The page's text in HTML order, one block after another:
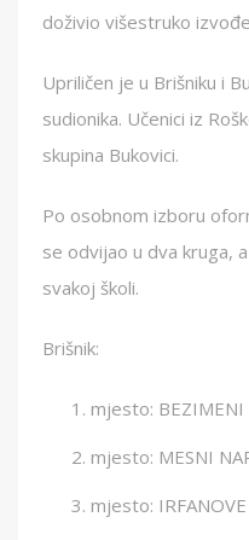
doživio višestruko
Upriličen je u Brišniku i
sudionika. Učenici iz
skupina Bukovici.
Po osobnom izboru
se odvijao u dva kruga,
svakoj školi.
Brišnik:
mjesto: BEZIMENI
mjesto: MESNI
mjesto: